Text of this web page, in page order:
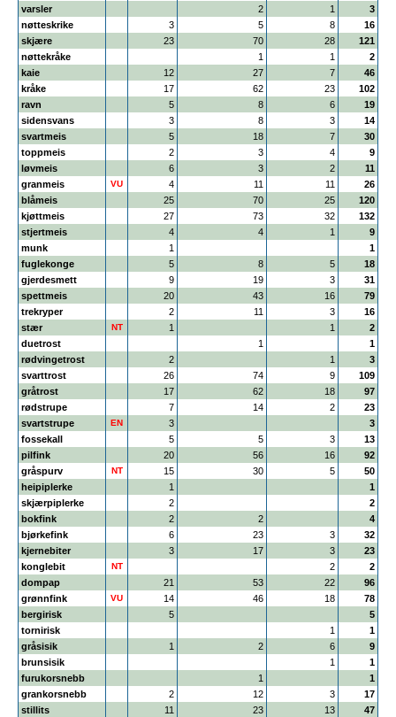
varsler
2 1
3
nøtteskrike
3 5 8
16
skjære
23 70 28
121
nøttekråke
1 1
2
kaie
12 27 7
46
kråke
17 62 23
102
ravn
5 8 6
19
sidensvans
3 8 3
14
svartmeis
5 18 7
30
toppmeis
2 3 4
9
løvmeis
6 3 2
11
granmeis
VU 4 11 11
26
blåmeis
25 70 25
120
kjøttmeis
27 73 32
132
stjertmeis
4 4 1
9
munk
1
1
fuglekonge
5 8 5
18
gjerdesmett
9 19 3
31
spettmeis
20 43 16
79
trekryper
2 11 3
16
stær
NT 1 1
2
duetrost
1
1
rødvingetrost
2 1
3
svarttrost
26 74 9
109
gråtrost
17 62 18
97
rødstrupe
7 14 2
23
svartstrupe
EN 3
3
fossekall
5 5 3
13
pilfink
20 56 16
92
gråspurv
NT 15 30 5
50
heipiplerke
1
1
skjærpiplerke
2
2
bokfink
2 2
4
bjørkefink
6 23 3
32
kjernebiter
3 17 3
23
konglebit
NT 2
2
dompap
21 53 22
96
grønnfink
VU 14 46 18
78
bergirisk
5
5
tornirisk
1
1
gråsisik
1 2 6
9
brunsisik
1
1
furukorsnebb
1
1
grankorsnebb
2 12 3
17
stillits
11 23 13
47